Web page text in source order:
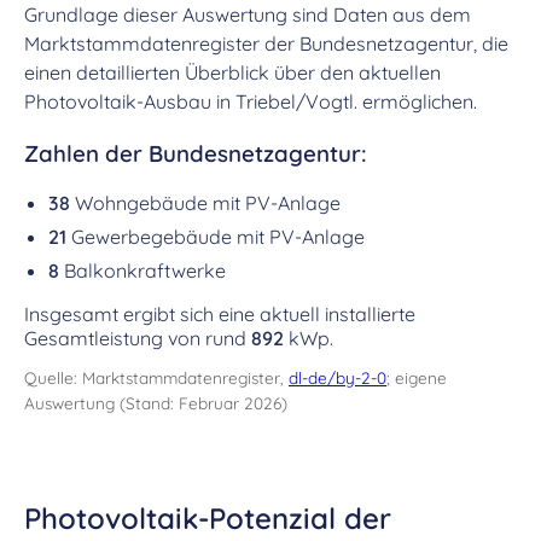
Grundlage dieser Auswertung sind Daten aus dem
Marktstammdatenregister der Bundesnetzagentur, die
einen detaillierten Überblick über den aktuellen
Photovoltaik-Ausbau in Triebel/Vogtl. ermöglichen.
Zahlen der Bundesnetzagentur:
38 Wohngebäude mit PV-Anlage
21 Gewerbegebäude mit PV-Anlage
8 Balkonkraftwerke
Insgesamt ergibt sich eine aktuell installierte
Gesamtleistung von rund 892 kWp.
Quelle: Marktstammdatenregister, dl-de/by-2-0; eigene
Auswertung (Stand: Februar 2026)
Photovoltaik-Potenzial der